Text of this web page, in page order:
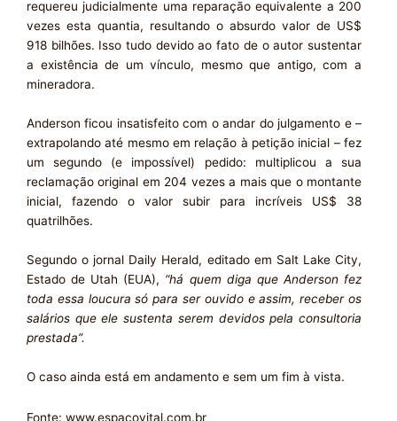
requereu judicialmente uma reparação equivalente a 200
vezes esta quantia, resultando o absurdo valor de US$
918 bilhões. Isso tudo devido ao fato de o autor sustentar
a existência de um vínculo, mesmo que antigo, com a
mineradora.
Anderson ficou insatisfeito com o andar do julgamento e –
extrapolando até mesmo em relação à petição inicial – fez
um segundo (e impossível) pedido: multiplicou a sua
reclamação original em 204 vezes a mais que o montante
inicial, fazendo o valor subir para incríveis US$ 38
quatrilhões.
Segundo o jornal Daily Herald, editado em Salt Lake City,
Estado de Utah (EUA), “há quem diga que Anderson fez
toda essa loucura só para ser ouvido e assim, receber os
salários que ele sustenta serem devidos pela consultoria
prestada”.
O caso ainda está em andamento e sem um fim à vista.
Fonte: www.espacovital.com.br